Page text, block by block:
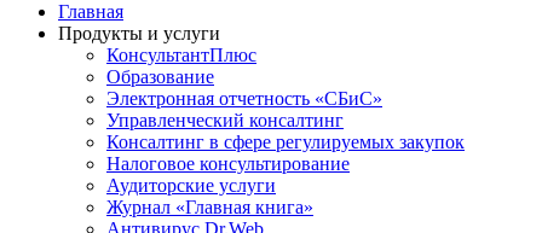
Главная
Продукты и услуги
КонсультантПлюс
Образование
Электронная отчетность «СБиС»
Управленческий консалтинг
Консалтинг в сфере регулируемых закупок
Налоговое консультирование
Аудиторские услуги
Журнал «Главная книга»
Антивирус Dr.Web